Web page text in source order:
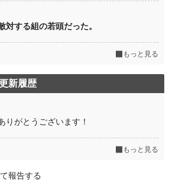
対する組の若頭だった。
もっと見る
新履歴
りがとうございます！
もっと見る
報告する